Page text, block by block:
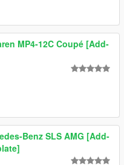
MP4-12C Coupé [Add-
Benz SLS AMG [Add-